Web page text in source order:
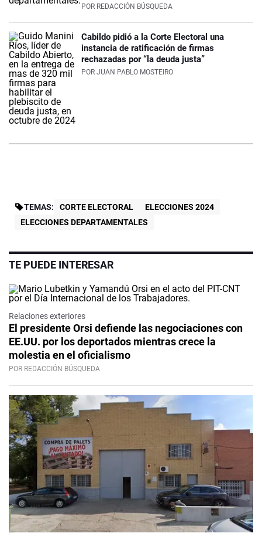
POR REDACCIÓN BÚSQUEDA
Cabildo pidió a la Corte Electoral una
instancia de ratificación de firmas
rechazadas por “la deuda justa”
POR JUAN PABLO MOSTEIRO
TEMAS: CORTE ELECTORAL
ELECCIONES 2024
ELECCIONES DEPARTAMENTALES
TE PUEDE INTERESAR
Relaciones exteriores
El presidente Orsi defiende las negociaciones con
EE.UU. por los deportados mientras crece la
molestia en el oficialismo
POR REDACCIÓN BÚSQUEDA